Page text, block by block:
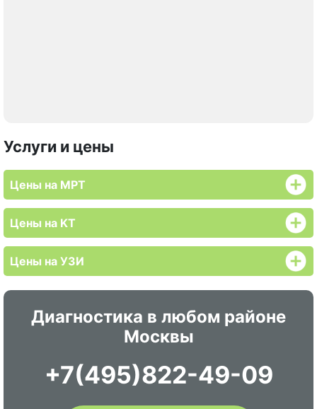
Услуги и цены
Цены на МРТ
Цены на KT
Цены на УЗИ
Диагностика в любом районе
Москвы
+7(495)822-49-09